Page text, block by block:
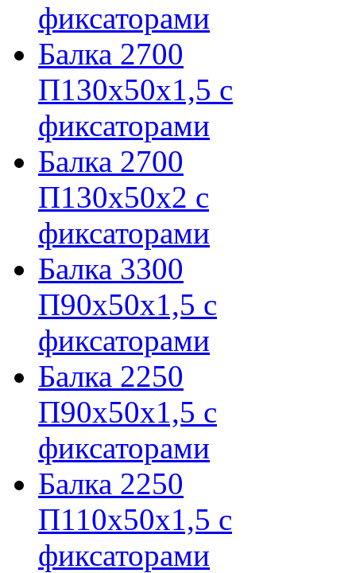
фиксаторами
Балка 2700
П130х50х1,5 с
фиксаторами
Балка 2700
П130х50х2 с
фиксаторами
Балка 3300
П90х50х1,5 с
фиксаторами
Балка 2250
П90х50х1,5 с
фиксаторами
Балка 2250
П110х50х1,5 с
фиксаторами